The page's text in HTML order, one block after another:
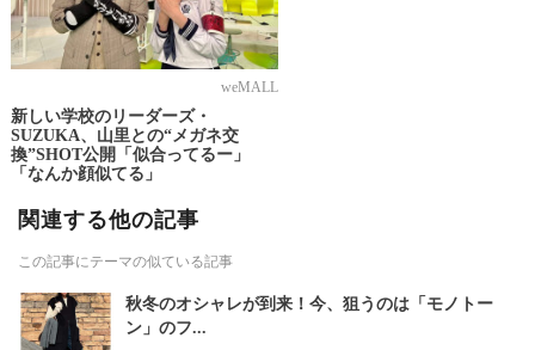
weMALL
新しい学校のリーダーズ・
SUZUKA、山里との“メガネ交
換”SHOT公開「似合ってるー」
「なんか顔似てる」
関連する他の記事
この記事にテーマの似ている記事
秋冬のオシャレが到来！今、狙うのは「モノトー
ン」のフ...